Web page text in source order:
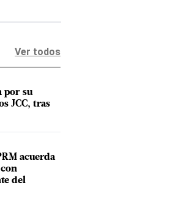
Ver todos
por su
JCC, tras
acuerda
del